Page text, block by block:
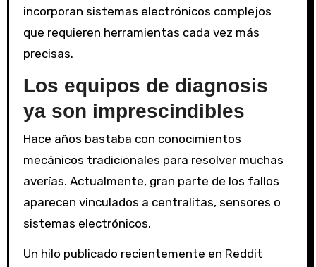
incorporan sistemas electrónicos complejos
que requieren herramientas cada vez más
precisas.
Los equipos de diagnosis
ya son imprescindibles
Hace años bastaba con conocimientos
mecánicos tradicionales para resolver muchas
averías. Actualmente, gran parte de los fallos
aparecen vinculados a centralitas, sensores o
sistemas electrónicos.
Un hilo publicado recientemente en Reddit